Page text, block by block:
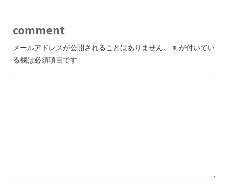
comment
メールアドレスが公開されることはありません。 ※ が付いてい
る欄は必須項目です